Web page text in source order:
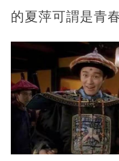
的夏萍可謂是青